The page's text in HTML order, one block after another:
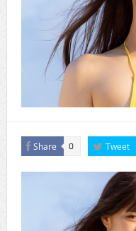
CINEMA×STYLE 294号
Share 0 Tweet